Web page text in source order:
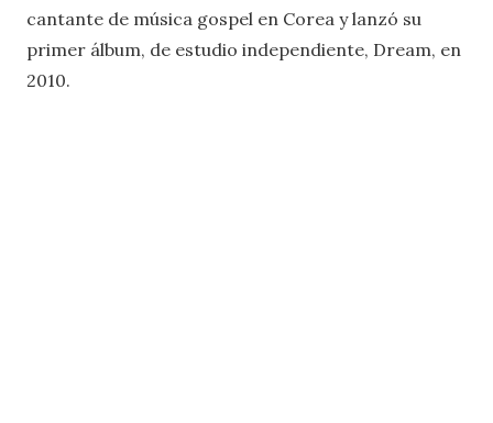
cantante de música gospel en Corea y lanzó su
primer álbum, de estudio independiente, Dream, en
2010.